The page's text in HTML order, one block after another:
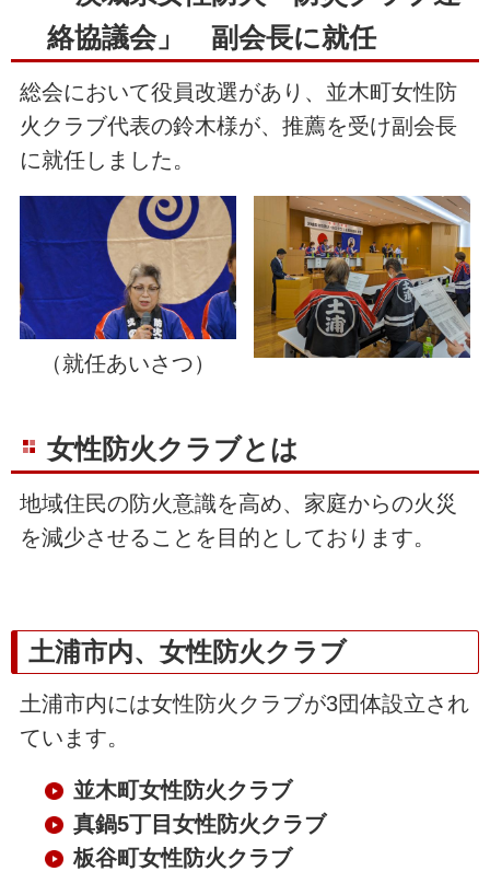
絡協議会」 副会長に就任
総会において役員改選があり、並木町女性防
火クラブ代表の鈴木様が、推薦を受け副会長
に就任しました。
（就任あいさつ）
女性防火クラブとは
地域住民の防火意識を高め、家庭からの火災
を減少させることを目的としております。
土浦市内、女性防火クラブ
土浦市内には女性防火クラブが3団体設立され
ています。
並木町女性防火クラブ
真鍋5丁目女性防火クラブ
板谷町女性防火クラブ